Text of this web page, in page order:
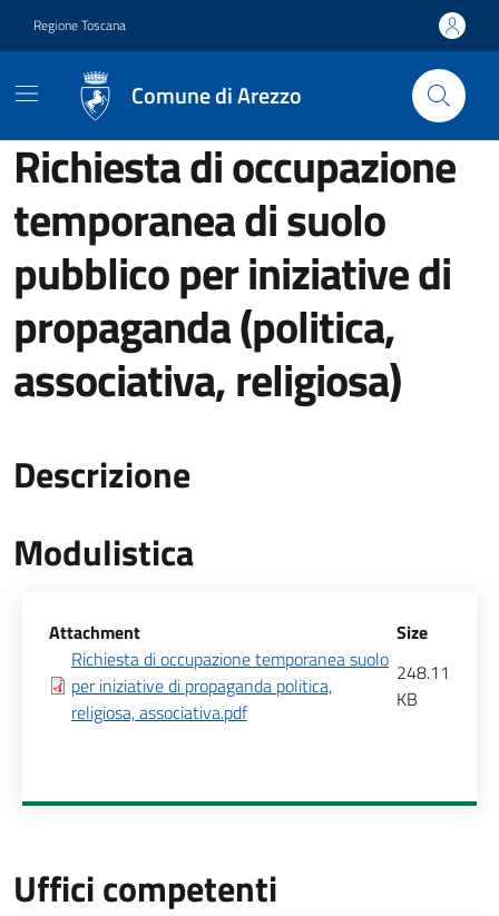
Regione Toscana
Comune di Arezzo
Richiesta di occupazione
temporanea di suolo
pubblico per iniziative di
propaganda (politica,
associativa, religiosa)
Descrizione
Modulistica
Allegati
Attachment
Size
Richiesta di occupazione temporanea suolo
per iniziative di propaganda politica,
religiosa, associativa.pdf
248.11
KB
Uffici competenti